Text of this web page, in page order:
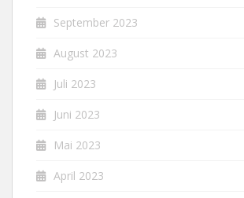
September 2023
August 2023
Juli 2023
Juni 2023
Mai 2023
April 2023